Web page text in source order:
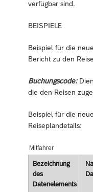
verfügbar sind.
BEISPIELE
Beispiel für die
Bericht zu den
Buchungscode:
die den Reisen
Beispiel für die
Reiseplandetails:
Mitfahrer
Bezeichnung
des
Datenelements